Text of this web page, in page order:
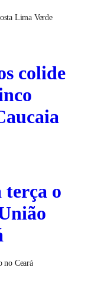
Lima Verde
colide
terça o
no Ceará